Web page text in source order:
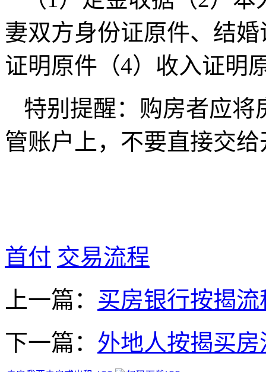
妻双方身份证原件、结
证明原件（4）收入证明
特别提醒：购房者应将
管账户上，不要直接交
首付 交易流程
上一篇： 买房银行按揭流
下一篇： 外地人按揭买房